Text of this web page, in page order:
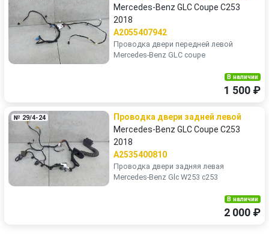
Mercedes-Benz GLC Coupe C253
2018
A2055407942
Проводка двери передней левой
Mercedes-Benz GLC coupe
В наличии
1 500 ₽
№ 29/4-24
Проводка двери задней левой
Mercedes-Benz GLC Coupe C253
2018
A2535400810
Проводка двери задняя левая
Mercedes-Benz Glc W253 c253
В наличии
2 000 ₽